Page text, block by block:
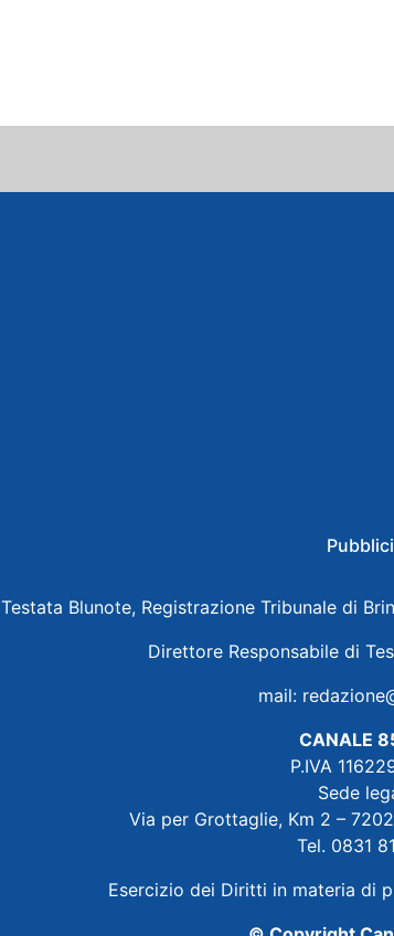
Testata Blunote, Registrazione Tribunale di
Direttore Responsabile di
mail:
CANALE
P.IVA
Sede
Via per Grottaglie, Km 2 –
Tel. 0831
Esercizio dei Diritti in materia di